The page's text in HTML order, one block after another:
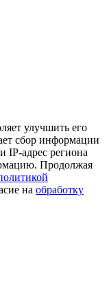
улучшить его
сбор информации
IP-адрес региона
Продолжая
на обработку